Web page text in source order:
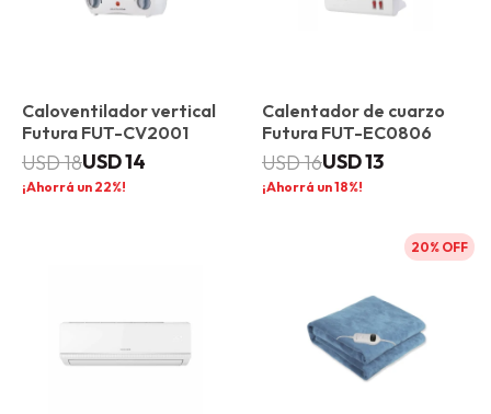
Caloventilador vertical
Futura FUT-CV2001
USD14
USD18
22
Calentador de cuarzo
Futura FUT-EC0806
USD13
USD16
18
20